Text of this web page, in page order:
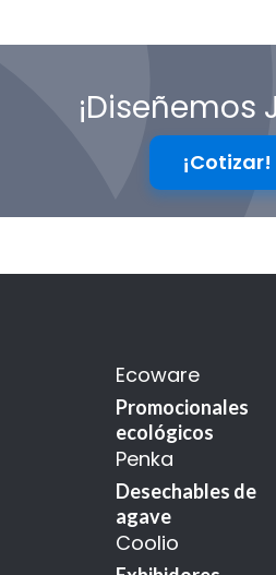
¡Diseñemos
¡Cotizar!
Ecoware
Promocionales
ecológicos
Penka
Desechables de
agave
Coolio